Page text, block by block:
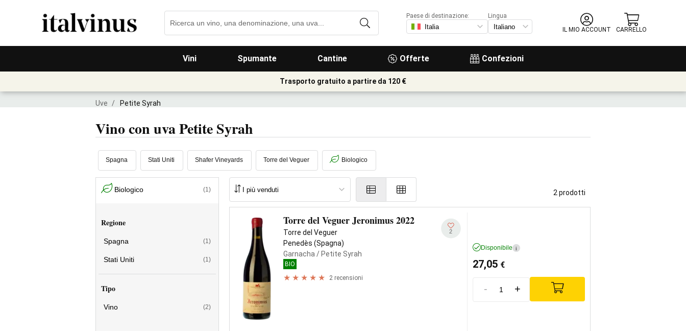
Vini Spumante Cantine Offerte Confezioni
Paese di destinazione:
Lingua
IL MIO ACCOUNT
CARRELLO
Trasporto gratuito a partire da 120 €
Uve / Petite Syrah
Vino con uva Petite Syrah
Spagna Stati Uniti Shafer Vineyards Torre del Veguer Biologico
Biologico (1)
Regione
Spagna (1)
Stati Uniti (1)
Tipo
Vino (2)
2 prodotti
Torre del Veguer Jeronimus 2022
Torre del Veguer
Penedès (Spagna)
Garnacha / Petite Syrah
BIO
2 recensioni
2
Disponibile i
27,05 €
- +